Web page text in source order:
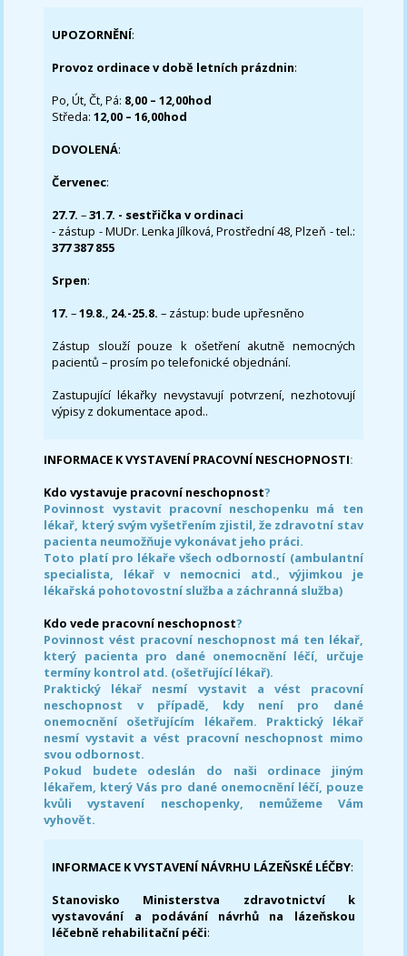
UPOZORNĚNÍ:
Provoz ordinace v době letních prázdnin:
Po, Út, Čt, Pá: 8,00 – 12,00hod
Středa:12,00 – 16,00hod
DOVOLENÁ:
Červenec:
27.7.–31.7. - sestřička v ordinaci
- zástup - MUDr. Lenka Jílková, Prostřední 48, Plzeň - tel.:
377 387 855
Srpen:
17. –19.8., 24.-25.8. – zástup: bude upřesněno
Zástup slouží pouze k ošetření akutně nemocných
pacientů – prosím po telefonické objednání.
Zastupující lékařky nevystavují potvrzení, nezhotovují
výpisy z dokumentace apod..
INFORMACE K VYSTAVENÍ PRACOVNÍ NESCHOPNOSTI:
Kdo vystavuje pracovní neschopnost?
Povinnost vystavit pracovní neschopenku má ten
lékař, který svým vyšetřením zjistil, že zdravotní stav
pacienta neumožňuje vykonávat jeho práci.
Toto platí pro lékaře všech odborností (ambulantní
specialista, lékař v nemocnici atd., výjimkou je
lékařská pohotovostní služba a záchranná služba)
Kdo vede pracovní neschopnost?
Povinnost vést pracovní neschopnost má ten lékař,
který pacienta pro dané onemocnění léčí, určuje
termíny kontrol atd. (ošetřující lékař).
Praktický lékař nesmí vystavit a vést pracovní
neschopnost v případě, kdy není pro dané
onemocnění ošetřujícím lékařem. Praktický lékař
nesmí vystavit a vést pracovní neschopnost mimo
svou odbornost.
Pokud budete odeslán do naši ordinace jiným
lékařem, který Vás pro dané onemocnění léčí, pouze
kvůli vystavení neschopenky, nemůžeme Vám
vyhovět.
INFORMACE K VYSTAVENÍ NÁVRHU LÁZEŇSKÉ LÉČBY:
Stanovisko Ministerstva zdravotnictví k
vystavování a podávání návrhů na lázeňskou
léčebně rehabilitační péči: